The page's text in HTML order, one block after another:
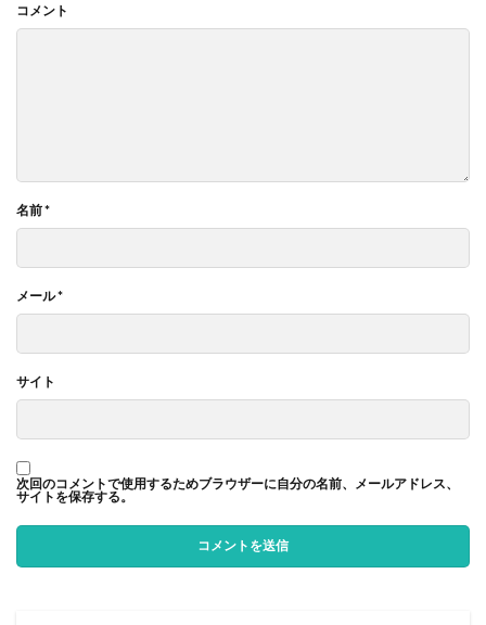
コメント
名前*
メール*
サイト
次回のコメントで使用するためブラウザーに自分の名前、メールアドレス、
サイトを保存する。